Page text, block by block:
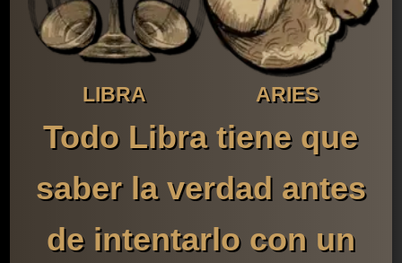
LIBRA ARIES
Todo Libra tiene que
saber la verdad antes
de intentarlo con un